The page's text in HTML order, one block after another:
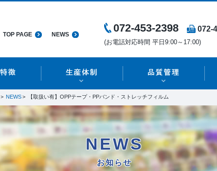
TOP PAGE NEWS
072-453-2398 072-
(お電話対応時間 平日9:00～17:00)
NEWS 【取扱い有】OPPテープ・PPバンド・ストレッチフィルム
NEWS
お知らせ